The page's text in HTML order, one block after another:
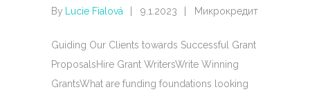
By Lucie Fialová 9.1.2023 Микрокредит
Guiding Our Clients towards Successful Grant
ProposalsHire Grant WritersWrite Winning
GrantsWhat are funding foundations looking